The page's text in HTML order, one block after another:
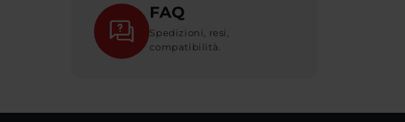
FAQ
Spedizioni, resi,
compatibilità.